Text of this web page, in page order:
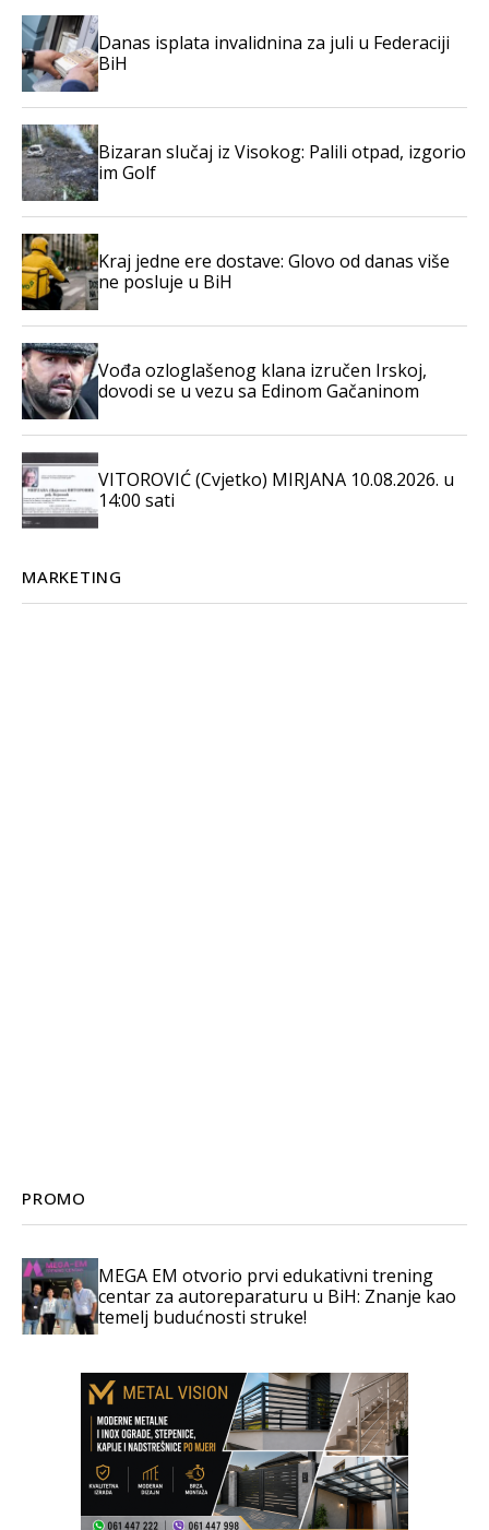
Danas isplata invalidnina za juli u Federaciji
BiH
Bizaran slučaj iz Visokog: Palili otpad, izgorio
im Golf
Kraj jedne ere dostave: Glovo od danas više
ne posluje u BiH
Vođa ozloglašenog klana izručen Irskoj,
dovodi se u vezu sa Edinom Gačaninom
VITOROVIĆ (Cvjetko) MIRJANA 10.08.2026. u
14:00 sati
MARKETING
PROMO
MEGA EM otvorio prvi edukativni trening
centar za autoreparaturu u BiH: Znanje kao
temelj budućnosti struke!